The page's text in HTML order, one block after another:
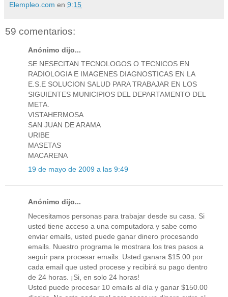
Elempleo.com en 9:15
59 comentarios:
Anónimo dijo...
SE NESECITAN TECNOLOGOS O TECNICOS EN
RADIOLOGIA E IMAGENES DIAGNOSTICAS EN LA
E.S.E SOLUCION SALUD PARA TRABAJAR EN LOS
SIGUIENTES MUNICIPIOS DEL DEPARTAMENTO DEL
META.
VISTAHERMOSA
SAN JUAN DE ARAMA
URIBE
MASETAS
MACARENA
19 de mayo de 2009 a las 9:49
Anónimo dijo...
Necesitamos personas para trabajar desde su casa. Si
usted tiene acceso a una computadora y sabe como
enviar emails, usted puede ganar dinero procesando
emails. Nuestro programa le mostrara los tres pasos a
seguir para procesar emails. Usted ganara $15.00 por
cada email que usted procese y recibirá su pago dentro
de 24 horas. ¡Si, en solo 24 horas!
Usted puede procesar 10 emails al día y ganar $150.00